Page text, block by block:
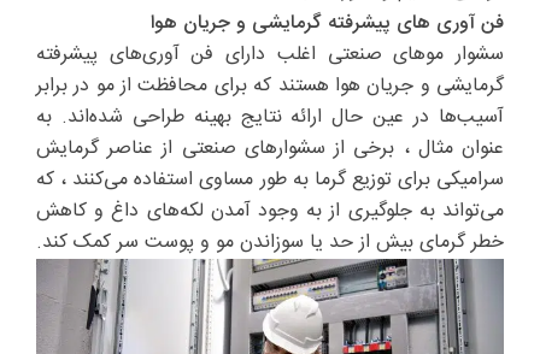
فن آوری های پیشرفته گرمایشی و جریان هوا
سشوار موهای صنعتی اغلب دارای فن آوری‌های پیشرفته
گرمایشی و جریان هوا هستند که برای محافظت از مو در برابر
آسیب‌ها در عین حال ارائه نتایج بهینه طراحی شده‌اند. به
عنوان مثال ، برخی از سشوارهای صنعتی از عناصر گرمایش
سرامیکی برای توزیع گرما به طور مساوی استفاده می‌کنند ، که
می‌تواند به جلوگیری از به وجود آمدن لکه‌های داغ و کاهش
خطر گرمای بیش از حد یا سوزاندن مو و پوست سر کمک کند.